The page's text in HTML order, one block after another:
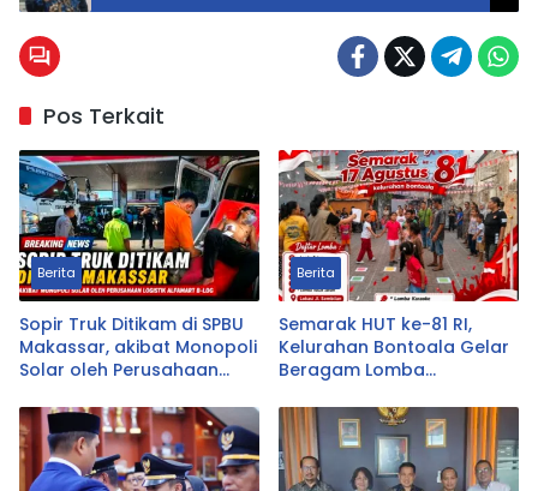
Pos Terkait
Berita
Sopir Truk Ditikam di SPBU
Makassar, akibat Monopoli
Solar oleh Perusahaan
Berita
Semarak HUT ke-81 RI,
Kelurahan Bontoala Gelar
Beragam Lomba
Seluruh Warga